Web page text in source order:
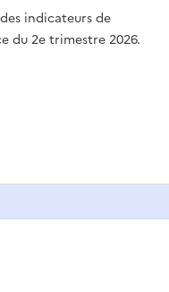
indicateurs de
du 2e trimestre 2026.